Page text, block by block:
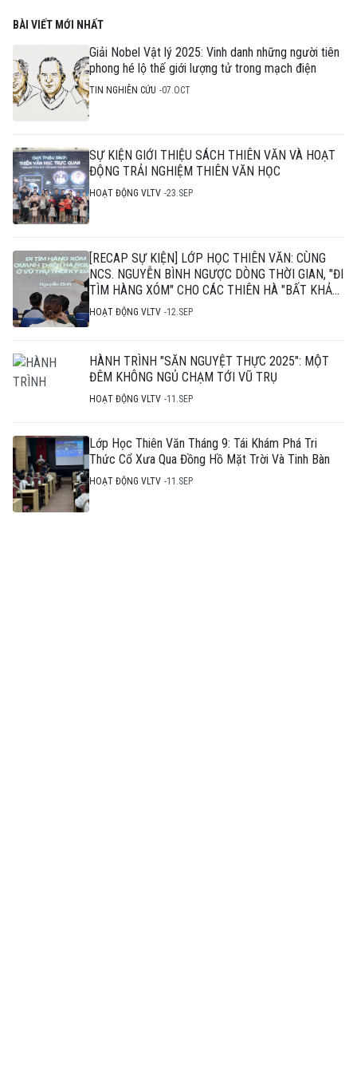
BÀI VIẾT MỚI NHẤT
Giải Nobel Vật lý 2025: Vinh danh những người tiên
phong hé lộ thế giới lượng tử trong mạch điện
TIN NGHIÊN CỨU 07.OCT
SỰ KIỆN GIỚI THIỆU SÁCH THIÊN VĂN VÀ HOẠT
ĐỘNG TRẢI NGHIỆM THIÊN VĂN HỌC
HOẠT ĐỘNG VLTV 23.SEP
[RECAP SỰ KIỆN] LỚP HỌC THIÊN VĂN: CÙNG
NCS. NGUYỄN BÌNH NGƯỢC DÒNG THỜI GIAN, "ĐI
TÌM HÀNG XÓM" CHO CÁC THIÊN HÀ "BẤT KHẢ
THI"
HOẠT ĐỘNG VLTV 12.SEP
HÀNH TRÌNH "SĂN NGUYỆT THỰC 2025": MỘT
ĐÊM KHÔNG NGỦ CHẠM TỚI VŨ TRỤ
HOẠT ĐỘNG VLTV 11.SEP
Lớp Học Thiên Văn Tháng 9: Tái Khám Phá Tri
Thức Cổ Xưa Qua Đồng Hồ Mặt Trời Và Tinh Bàn
HOẠT ĐỘNG VLTV 11.SEP